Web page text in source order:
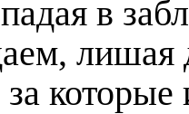
в
лишая
за